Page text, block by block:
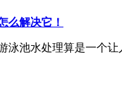
么解决它！
泳池水处理算是一个